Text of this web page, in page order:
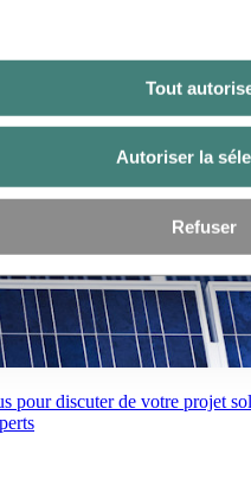
Tout
Autoriser la
Refuser
à
capteurs thermiques sont de plus
entier. Beaucoup utilisent
qu'ils sont esthétiques et
pour discuter de votre projet